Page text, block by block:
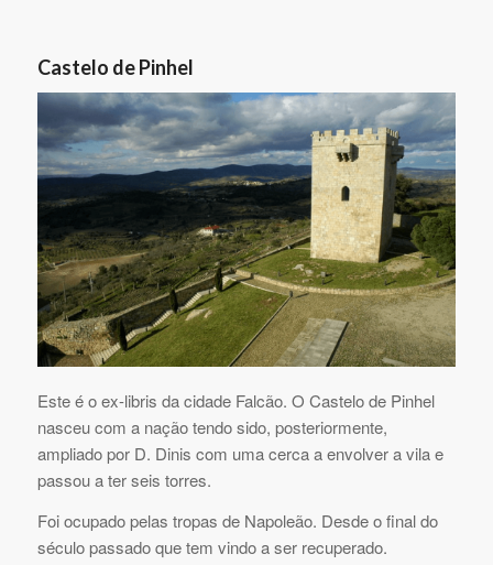
Castelo de Pinhel
Este é o ex-libris da cidade Falcão. O Castelo de Pinhel
nasceu com a nação tendo sido, posteriormente,
ampliado por D. Dinis com uma cerca a envolver a vila e
passou a ter seis torres.
Foi ocupado pelas tropas de Napoleão. Desde o final do
século passado que tem vindo a ser recuperado.